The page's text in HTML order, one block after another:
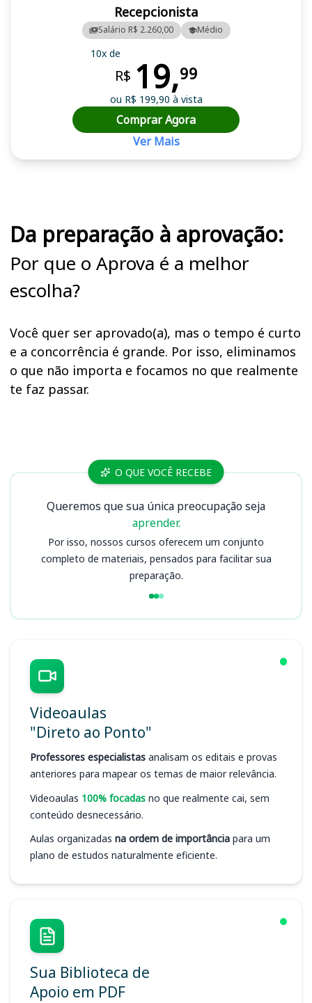
Recepcionista
Salário R$ 2.260,00 Médio
10x de
R$ 19,99
ou R$ 199,90 à vista
Comprar Agora
Ver Mais
Da preparação à aprovação:
Por que o Aprova é a melhor
escolha?
Você quer ser aprovado(a), mas o tempo é curto
e a concorrência é grande. Por isso, eliminamos
o que não importa e focamos no que realmente
te faz passar.
Cursos O QUE VOCÊ RECEBE
Queremos que sua única preocupação seja
aprender.
Por isso, nossos cursos oferecem um conjunto
completo de materiais, pensados para facilitar sua
preparação.
Videoaulas
"Direto ao Ponto"
Professores especialistas analisam os editais e provas
anteriores para mapear os temas de maior relevância.
Videoaulas 100% focadas no que realmente cai, sem
conteúdo desnecessário.
Aulas organizadas na ordem de importância para um
plano de estudos naturalmente eficiente.
Sua Biblioteca de
Apoio em PDF